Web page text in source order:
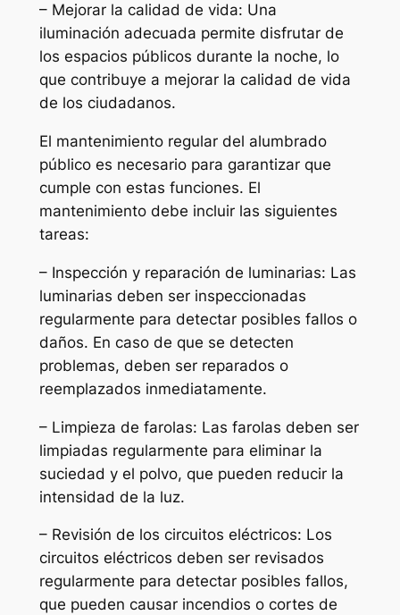
– Mejorar la calidad de vida: Una
iluminación adecuada permite disfrutar de
los espacios públicos durante la noche, lo
que contribuye a mejorar la calidad de vida
de los ciudadanos.
El mantenimiento regular del alumbrado
público es necesario para garantizar que
cumple con estas funciones. El
mantenimiento debe incluir las siguientes
tareas:
– Inspección y reparación de luminarias: Las
luminarias deben ser inspeccionadas
regularmente para detectar posibles fallos o
daños. En caso de que se detecten
problemas, deben ser reparados o
reemplazados inmediatamente.
– Limpieza de farolas: Las farolas deben ser
limpiadas regularmente para eliminar la
suciedad y el polvo, que pueden reducir la
intensidad de la luz.
– Revisión de los circuitos eléctricos: Los
circuitos eléctricos deben ser revisados
regularmente para detectar posibles fallos,
que pueden causar incendios o cortes de